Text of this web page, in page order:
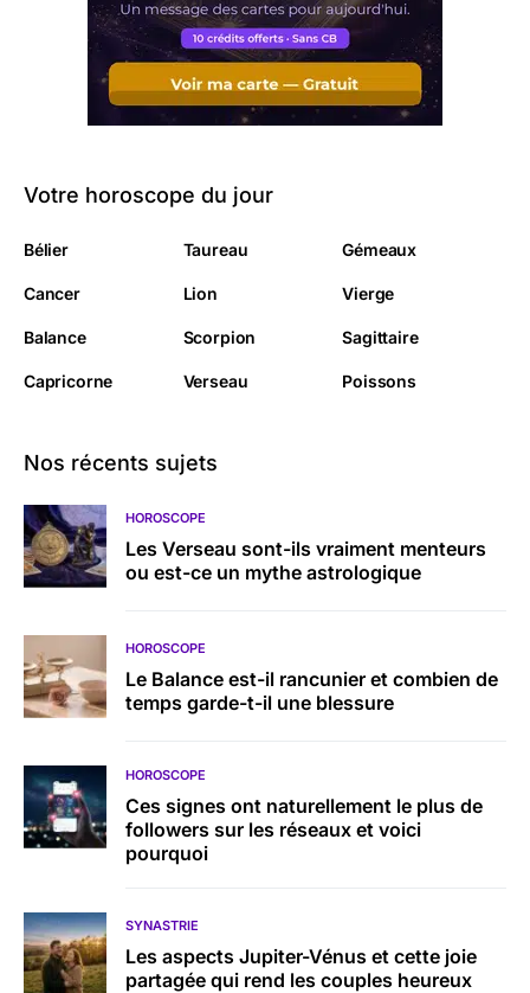
Votre horoscope du jour
Bélier Taureau Gémeaux
Cancer Lion Vierge
Balance Scorpion Sagittaire
Capricorne Verseau Poissons
Nos récents sujets
HOROSCOPE
Les Verseau sont-ils vraiment menteurs
ou est-ce un mythe astrologique
HOROSCOPE
Le Balance est-il rancunier et combien de
temps garde-t-il une blessure
HOROSCOPE
Ces signes ont naturellement le plus de
followers sur les réseaux et voici
pourquoi
SYNASTRIE
Les aspects Jupiter-Vénus et cette joie
partagée qui rend les couples heureux